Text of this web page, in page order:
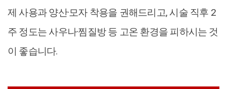
제 사용과 양산·모자 착용을 권해드리고, 시술 직후 2
주 정도는 사우나·찜질방 등 고온 환경을 피하시는 것
이 좋습니다.